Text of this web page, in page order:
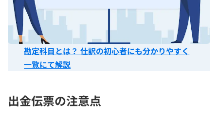
勘定科目とは？ 仕訳の初心者にも分かりやすく
一覧にて解説
出金伝票の注意点